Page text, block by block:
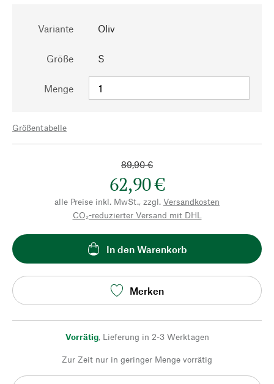
Variante Oliv
Größe S
Menge
Größentabelle
89,90 €
62,90 €
alle Preise inkl. MwSt., zzgl. Versandkosten
CO₂-reduzierter Versand mit DHL
In den Warenkorb
Merken
Vorrätig, Lieferung in 2-3 Werktagen
Zur Zeit nur in geringer Menge vorrätig